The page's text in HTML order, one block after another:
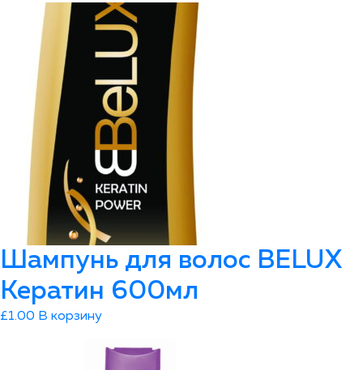
Шампунь для волос ВELUX
Кератин 600мл
£1.00 В корзину